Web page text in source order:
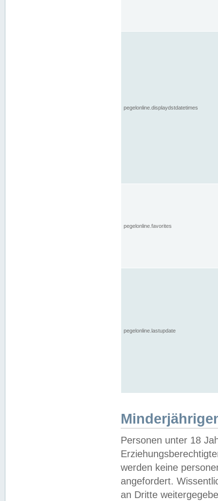
pegelonline.displaydstdatetimes
pegelonline.favorites
pegelonline.lastupdate
Personen unter 18
werden keine
angefordert.
an Dritte